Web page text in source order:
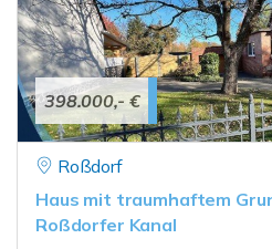
398.000,- €
Roßdorf
Haus mit traumhaftem
Roßdorfer Kanal